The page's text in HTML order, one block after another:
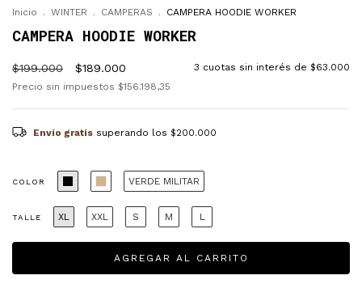
Inicio . WINTER . CAMPERAS . CAMPERA HOODIE WORKER
CAMPERA HOODIE WORKER
$199.000 $189.000 3 cuotas sin interés de $63.000
Precio sin impuestos $156.198,35
Envío gratis superando los $200.000
COLOR VERDE MILITAR
TALLE XL XXL S M L